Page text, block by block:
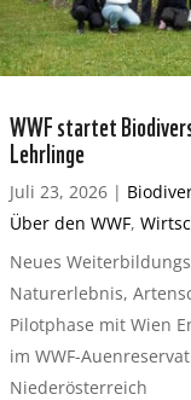
WWF startet
Lehrlinge
Juli 23, 2026|
Über den WWF,
Neues
Naturerlebnis,
Pilotphase mit Wien
im WWF-
Niederösterreich